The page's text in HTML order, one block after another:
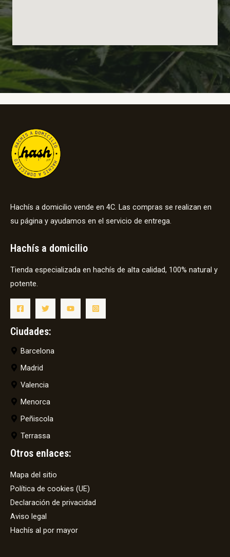
Hachís a domicilio vende en 4C. Las compras se realizan en
su página y ayudamos en el servicio de entrega.
Hachís a domicilio
Tienda especializada en hachís de alta calidad, 100% natural y
potente.
Ciudades:
Barcelona
Madrid
Valencia
Menorca
Peñiscola
Terrassa
Otros enlaces:
Mapa del sitio
Política de cookies (UE)
Declaración de privacidad
Aviso legal
Hachís al por mayor